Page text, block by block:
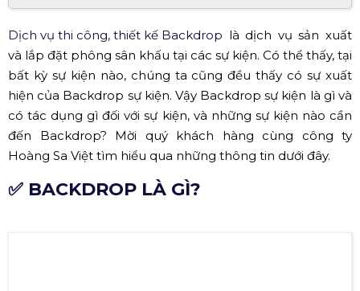
Dịch vụ thi công, thiết kế Backdrop là dịch vụ sản xuất
và lắp đặt phông sân khấu tại các sự kiện. Có thể thấy, tại
bất kỳ sự kiện nào, chúng ta cũng đều thấy có sự xuất
hiện của Backdrop sự kiện. Vậy Backdrop sự kiện là gì và
có tác dụng gì đối với sự kiện, và những sự kiện nào cần
đến Backdrop? Mời quý khách hàng cùng công ty
Hoàng Sa Việt tìm hiểu qua những thông tin dưới đây.
✅ BACKDROP LÀ GÌ?